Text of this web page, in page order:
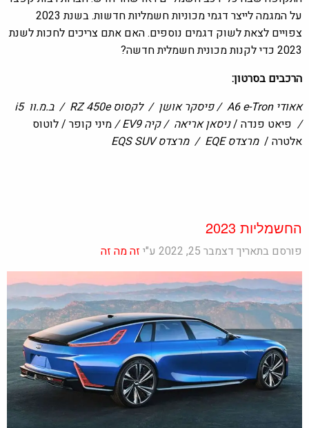
על המגמה לייצר דגמי מכוניות חשמליות חדשות. בשנת 2023
צפויים לצאת לשוק דגמים נוספים. האם אתם צריכים לחכות לשנת
2023 כדי לקנות מכונית חשמלית חדשה?
הרכבים בסרטון:
אאודיA6 e-Tron / פיסקר אושן/לקסוסRZ 450e / ב.מ.וו i5
/פיאט פנדה / ניסאן אריאה/קיהEV9 /
מיני קופר / לוטוס
אלטרה /מרצדסEQE
/מרצדסEQS SUV
החשמליות 2023
פורסם בתאריך דצמבר 25, 2022 ע"י זה מה זה